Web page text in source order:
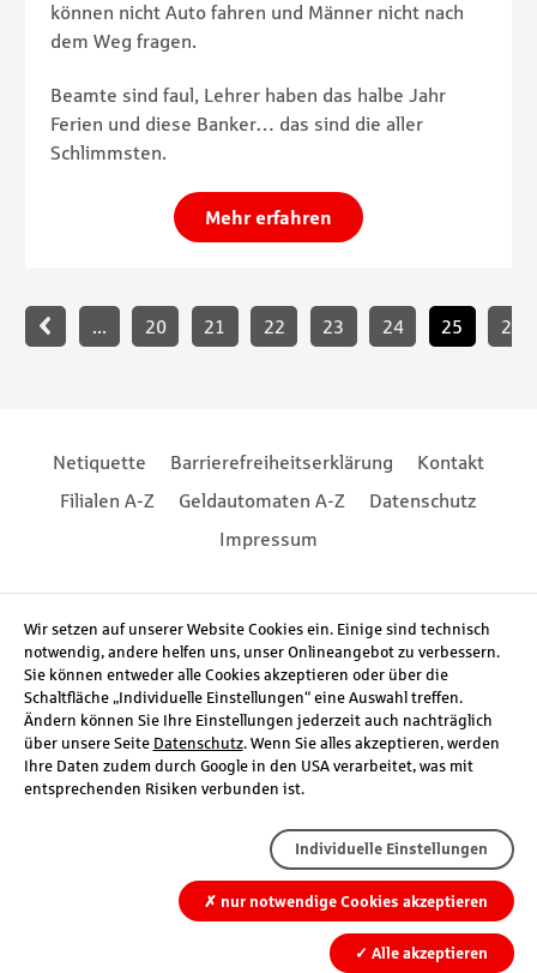
können nicht Auto fahren und Männer nicht nach
dem Weg fragen.
Beamte sind faul, Lehrer haben das halbe Jahr
Ferien und diese Banker… das sind die aller
Schlimmsten.
Mehr erfahren
Paginierung
...
20 21 22 23 24 25 26
Footernavigation
Netiquette Barrierefreiheitserklärung
Kontakt
Filialen A-Z
Geldautomaten A-Z
Datenschutz
Impressum
Wir setzen auf unserer Website Cookies ein. Einige sind technisch
notwendig, andere helfen uns, unser Onlineangebot zu verbessern.
Sie können entweder alle Cookies akzeptieren oder über die
Schaltfläche „Individuelle Einstellungen“ eine Auswahl treffen.
Ändern können Sie Ihre Einstellungen jederzeit auch nachträglich
über unsere Seite Datenschutz. Wenn Sie alles akzeptieren, werden
Ihre Daten zudem durch Google in den USA verarbeitet, was mit
entsprechenden Risiken verbunden ist.
✓ Alle akzeptieren
Individuelle Einstellungen
✗ nur notwendige Cookies akzeptieren